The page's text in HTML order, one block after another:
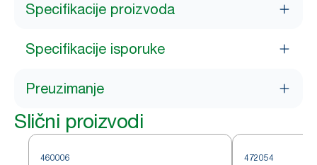
Specifikacije proizvoda
Specifikacije isporuke
Preuzimanje
Slični proizvodi
460006 472054